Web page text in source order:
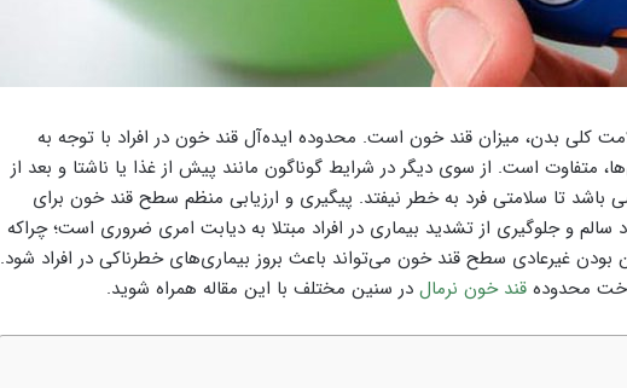
کلی بدن، میزان قند خون است. محدوده ایده‌‌آل قند خون در افراد با توجه به
متفاوت است. از سوی دیگر در شرایط گوناگون مانند پیش از غذا یا ناشتا و بعد از
تا سلامتی فرد به خطر نیفتد. پیگیری و ارزیابی منظم سطح قند خون برای
سالم و جلوگیری از تشدید بیماری در افراد مبتلا به دیابت امری ضروری است؛ چراکه
بودن غیرعادی سطح قند خون می‌تواند باعث بروز بیماری‌های خطرناکی در افراد شود.
محدوده قند خون نرمال در سنین مختلف با این مقاله همراه شوید.